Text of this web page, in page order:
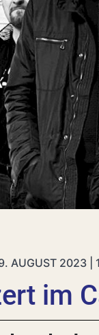
AUGUST 2023 |
im